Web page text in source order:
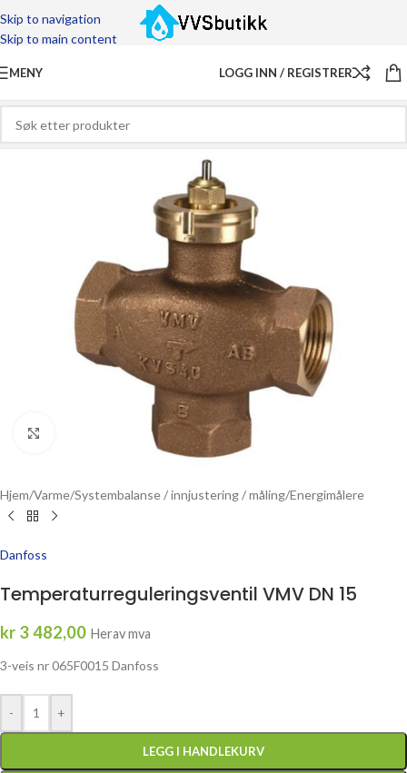
Skip to navigation
Skip to main content
MENY LOGG INN / REGISTRER
Hjem/Varme/Systembalanse / innjustering / måling/Energimålere
Danfoss
Temperaturreguleringsventil VMV DN 15
kr 3 482,00 Herav mva
3-veis nr 065F0015 Danfoss
- +
LEGG I HANDLEKURV